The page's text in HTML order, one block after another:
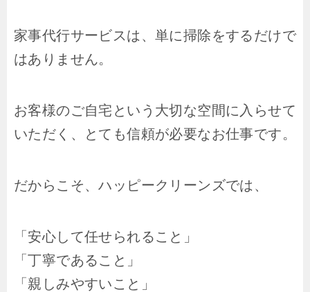
家事代行サービスは、単に掃除をするだけで
はありません。
お客様のご自宅という大切な空間に入らせて
いただく、とても信頼が必要なお仕事です。
だからこそ、ハッピークリーンズでは、
「安心して任せられること」
「丁寧であること」
「親しみやすいこと」